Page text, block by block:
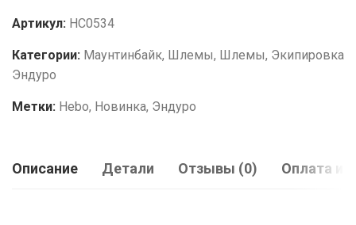
Артикул: HC0534
Категории: Маунтинбайк, Шлемы, Шлемы, Экипировка
Эндуро
Метки: Hebo, Новинка, Эндуро
Описание Детали Отзывы (0) Оплата и